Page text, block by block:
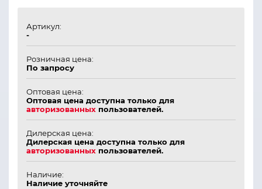
Артикул:
-
Розничная цена:
По запросу
Оптовая цена:
Оптовая цена доступна только для
авторизованных пользователей.
Дилерская цена:
Дилерская цена доступна только для
авторизованных пользователей.
Наличие:
Наличие уточняйте